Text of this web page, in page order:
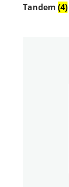
Tandem (4)